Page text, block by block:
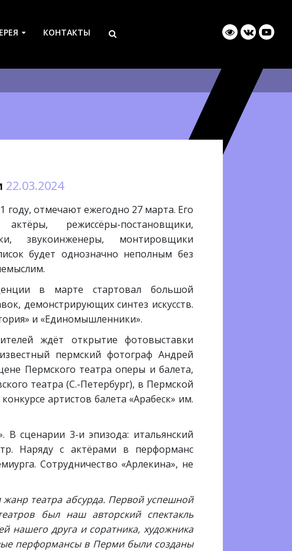
КОНТАКТЫ
22.03.2024
отмечают ежегодно 27 марта. Его
режиссёры-постановщики,
звукоинженеры, монтировщики
будет однозначно неполным без
в марте стартовал большой
демонстрирующих синтез искусств.
и «Единомышленники».
ждёт открытие фотовыставки
пермский фотограф Андрей
Пермского театра оперы и балета,
театра (С.-Петербург), в Пермской
артистов балета «Арабеск» им.
В сценарии 3-и эпизода: итальянский
Наряду с актёрами в перформанс
Сотрудничество «Арлекина», не
жанр театра абсурда. Первой успешной
был наш авторский спектакль
нашего друга и соратника, художника
перформансы в Перми были созданы